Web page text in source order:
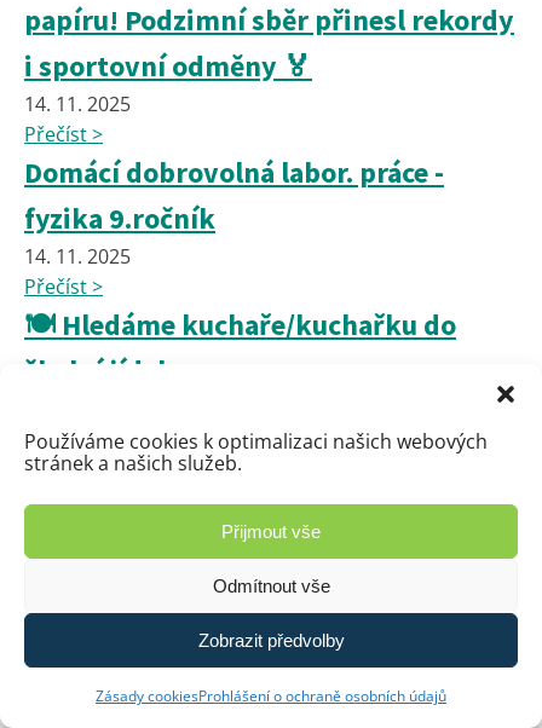
Používáme cookies k optimalizaci našich webových
stránek a našich služeb.
Přijmout vše
Odmítnout vše
Zobrazit předvolby
Zásady cookiesProhlášení o ochraně osobních údajů
papíru! Podzimní sběr přinesl rekordy
i sportovní odměny 🏅
14. 11. 2025
Přečíst >
Domácí dobrovolná labor. práce -
fyzika 9.ročník
14. 11. 2025
Přečíst >
🍽️ Hledáme kuchaře/kuchařku do
školní jídelny
Přečíst >
HEURISTIK v 6.A - měření času
7. 11. 2025
Tvoje cesta "onlinem" – preventivní
program Policie ČR
6. 11. 2025
Přečíst >